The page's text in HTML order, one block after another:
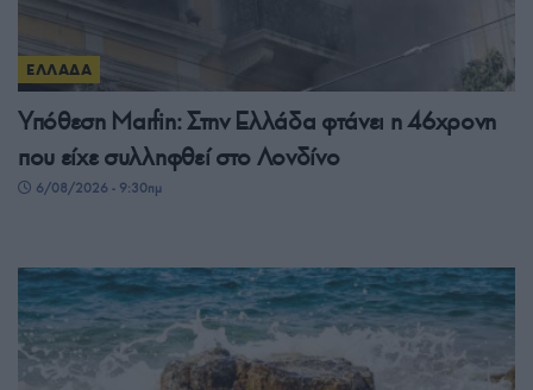
ΕΛΛΑΔΑ
Υπόθεση Μarfin: Στην Ελλάδα φτάνει η 46χρονη
που είχε συλληφθεί στο Λονδίνο
6/08/2026 - 9:30πμ